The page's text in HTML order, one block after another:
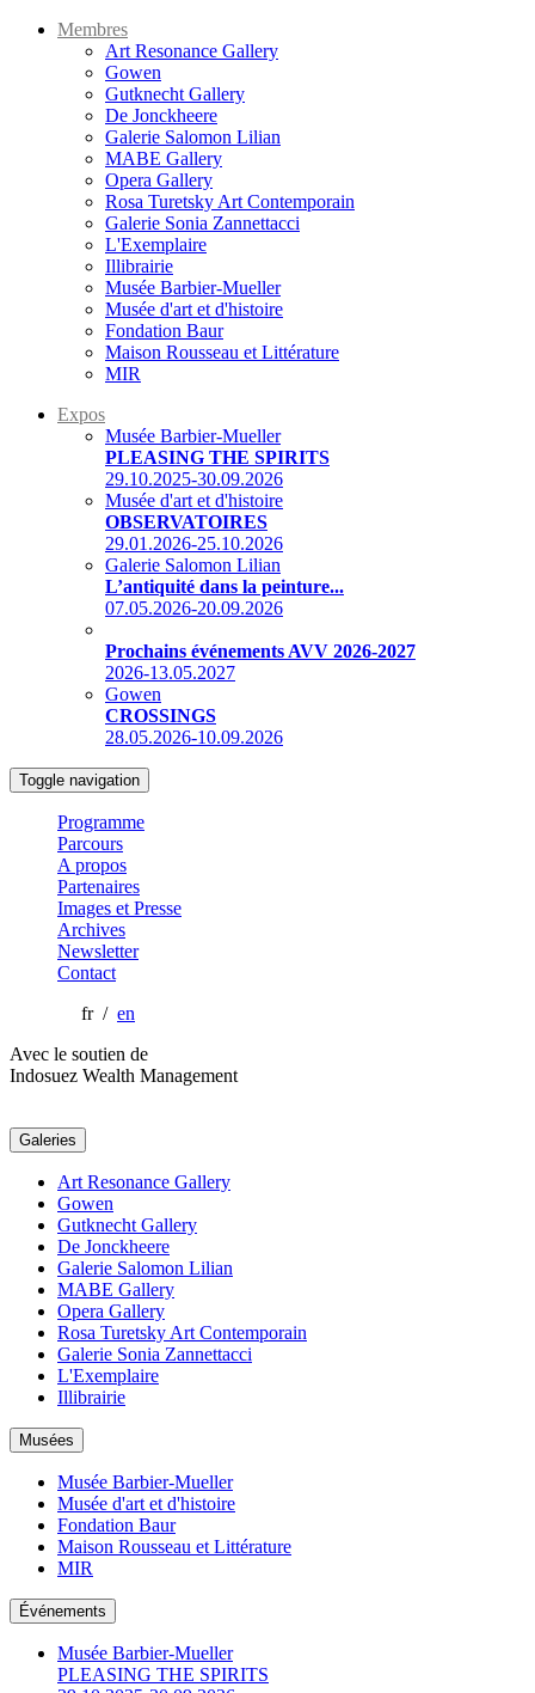
Membres
Art Resonance Gallery
Gowen
Gutknecht Gallery
De Jonckheere
Galerie Salomon Lilian
MABE Gallery
Opera Gallery
Rosa Turetsky Art Contemporain
Galerie Sonia Zannettacci
L'Exemplaire
Illibrairie
Musée Barbier-Mueller
Musée d'art et d'histoire
Fondation Baur
Maison Rousseau et Littérature
MIR
Expos
Musée Barbier-Mueller
PLEASING THE SPIRITS
29.10.2025-30.09.2026
Musée d'art et d'histoire
OBSERVATOIRES
29.01.2026-25.10.2026
Galerie Salomon Lilian
L’antiquité dans la peinture...
07.05.2026-20.09.2026
Prochains événements AVV 2026-2027
2026-13.05.2027
Gowen
CROSSINGS
28.05.2026-10.09.2026
Toggle navigation
Programme
Parcours
A propos
Partenaires
Images et Presse
Archives
Newsletter
Contact
fr / en
Avec le soutien de
Indosuez Wealth Management
Galeries
Art Resonance Gallery
Gowen
Gutknecht Gallery
De Jonckheere
Galerie Salomon Lilian
MABE Gallery
Opera Gallery
Rosa Turetsky Art Contemporain
Galerie Sonia Zannettacci
L'Exemplaire
Illibrairie
Musées
Musée Barbier-Mueller
Musée d'art et d'histoire
Fondation Baur
Maison Rousseau et Littérature
MIR
Événements
Musée Barbier-Mueller
PLEASING THE SPIRITS